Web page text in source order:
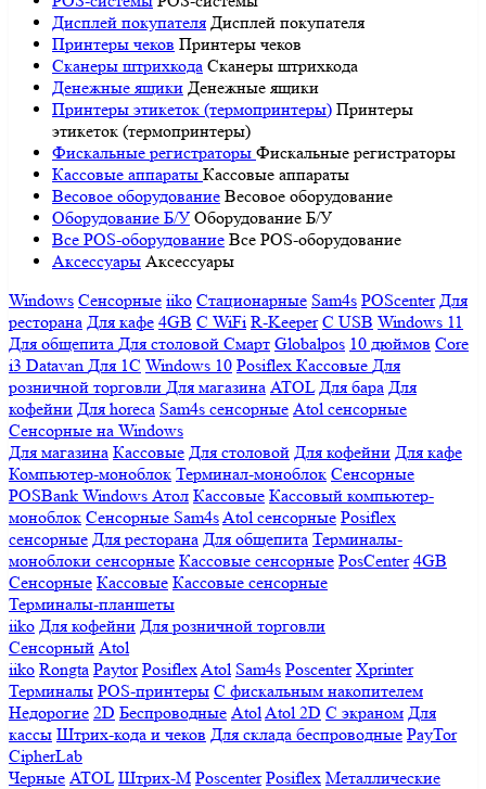
Дисплей покупателя Дисплей покупателя
Принтеры чеков Принтеры чеков
Сканеры штрихкода Сканеры штрихкода
Денежные ящики Денежные ящики
Принтеры этикеток (термопринтеры) Принтеры
этикеток (термопринтеры)
Фискальные регистраторы Фискальные регистраторы
Кассовые аппараты Кассовые аппараты
Весовое оборудование Весовое оборудование
Оборудование Б/У Оборудование Б/У
Все POS-оборудование Все POS-оборудование
Аксессуары Аксессуары
Windows Сенсорные iiko Стационарные Sam4s POScenter Для
ресторана Для кафе 4GB С WiFi R-Keeper С USB Windows 11
Для общепита Для столовой Смарт Globalpos 10 дюймов Core
i3 Datavan Для 1С Windows 10 Posiflex Кассовые Для
розничной торговли Для магазина ATOL Для бара Для
кофейни Для horeca Sam4s сенсорные Atol сенсорные
Сенсорные на Windows
Для магазина Кассовые Для столовой Для кофейни Для кафе
Компьютер-моноблок Терминал-моноблок Сенсорные
POSBank Windows Атол Кассовые Кассовый компьютер-
моноблок Сенсорные Sam4sAtol сенсорные Posiflex
сенсорные Для ресторана Для общепита Терминалы-
моноблоки сенсорные Кассовые сенсорные PosCenter 4GB
Сенсорные Кассовые Кассовые сенсорные
Терминалы-планшеты
iiko Для кофейни Для розничной торговли
Сенсорный Atol
iiko Rongta Paytor PosiflexAtol Sam4s Poscenter Xprinter
Терминалы POS-принтеры С фискальным накопителем
Недорогие 2D Беспроводные AtolAtol 2D С экраном Для
кассы Штрих-кода и чеков Для склада беспроводные PayTor
CipherLab
Черные ATOL Штрих-М Poscenter Posiflex Металлические